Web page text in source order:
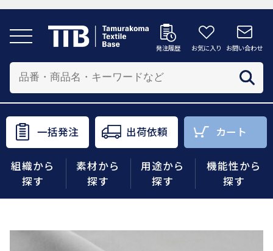
発注履歴 お気に入り お問い合わせ
一括発注 出荷依頼 カート
組織から
探す
素材から
探す
用途から
探す
機能性から
探す
発注履歴 お気に入り お問い合わせ
商品をさがす
組織から探す
素材から探す
カートへ
配送先を追加する
商品を投入する配送先を選択してください。